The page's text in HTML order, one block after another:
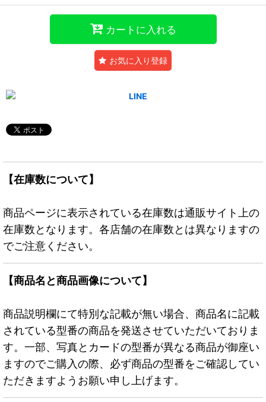
カートに入れる
お気に入り登録
【在庫数について】
商品ページに表示されている在庫数は通販サイト上の
在庫数となります。各店舗の在庫数とは異なりますの
でご注意ください。
【商品名と商品画像について】
商品説明欄にて特別な記載が無い場合、商品名に記載
されている型番の商品を発送させていただいておりま
す。一部、写真とカードの型番が異なる商品が御座い
ますのでご購入の際、必ず商品の型番をご確認してい
ただきますようお願い申し上げます。